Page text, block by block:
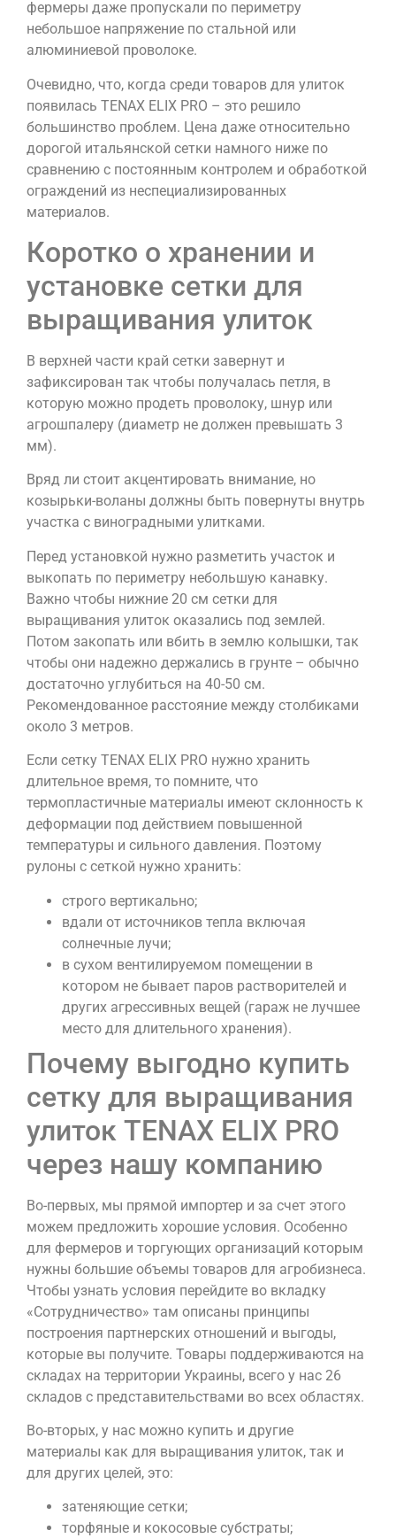
фермеры даже пропускали по периметру
небольшое напряжение по стальной или
алюминиевой проволоке.
Очевидно, что, когда среди товаров для улиток
появилась TENAX ELIX PRO – это решило
большинство проблем. Цена даже относительно
дорогой итальянской сетки намного ниже по
сравнению с постоянным контролем и обработкой
ограждений из неспециализированных
материалов.
Коротко о хранении и
установке сетки для
выращивания улиток
В верхней части край сетки завернут и
зафиксирован так чтобы получалась петля, в
которую можно продеть проволоку, шнур или
агрошпалеру (диаметр не должен превышать 3
мм).
Вряд ли стоит акцентировать внимание, но
козырьки-воланы должны быть повернуты внутрь
участка с виноградными улитками.
Перед установкой нужно разметить участок и
выкопать по периметру небольшую канавку.
Важно чтобы нижние 20 см сетки для
выращивания улиток оказались под землей.
Потом закопать или вбить в землю колышки, так
чтобы они надежно держались в грунте – обычно
достаточно углубиться на 40-50 см.
Рекомендованное расстояние между столбиками
около 3 метров.
Если сетку TENAX ELIX PRO нужно хранить
длительное время, то помните, что
термопластичные материалы имеют склонность к
деформации под действием повышенной
температуры и сильного давления. Поэтому
рулоны с сеткой нужно хранить:
строго вертикально;
вдали от источников тепла включая
солнечные лучи;
в сухом вентилируемом помещении в
котором не бывает паров растворителей и
других агрессивных вещей (гараж не лучшее
место для длительного хранения).
Почему выгодно купить
сетку для выращивания
улиток TENAX ELIX PRO
через нашу компанию
Во-первых, мы прямой импортер и за счет этого
можем предложить хорошие условия. Особенно
для фермеров и торгующих организаций которым
нужны большие объемы товаров для агробизнеса.
Чтобы узнать условия перейдите во вкладку
«Сотрудничество» там описаны принципы
построения партнерских отношений и выгоды,
которые вы получите. Товары поддерживаются на
складах на территории Украины, всего у нас 26
складов с представительствами во всех областях.
Во-вторых, у нас можно купить и другие
материалы как для выращивания улиток, так и
для других целей, это:
затеняющие сетки;
торфяные и кокосовые субстраты;